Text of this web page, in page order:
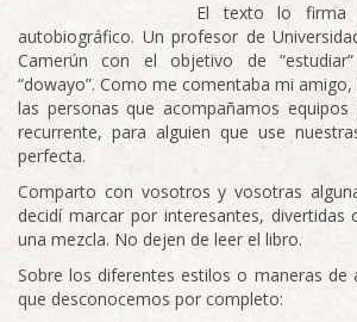
El texto lo firma
autobiográfico. Un profesor de
Camerún con el objetivo de
“dowayo”. Como me comentaba mi
las personas que acompañamos equipos
recurrente, para alguien que use
perfecta.
Comparto con vosotros y vosotras
decidí marcar por interesantes, divertidas
una mezcla. No dejen de leer el libro.
Sobre los diferentes estilos o maneras de
que desconocemos por completo: